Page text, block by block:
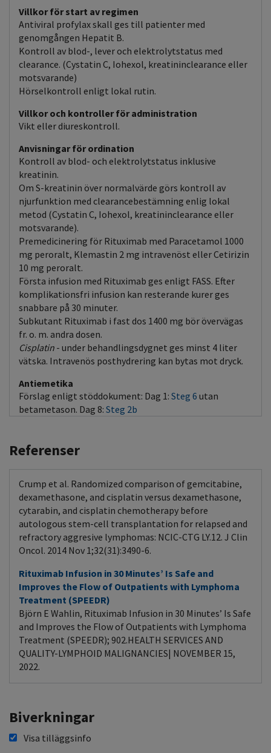
Villkor för start av regimen
Antiviral profylax skall ges till patienter med
genomgången Hepatit B.
Kontroll av blod-, lever och elektrolytstatus med
clearance. (Cystatin C, Iohexol, kreatininclearance eller
motsvarande)
Hörselkontroll enligt lokal rutin.
Villkor och kontroller för administration
Vikt eller diureskontroll.
Anvisningar för ordination
Kontroll av blod- och elektrolytstatus inklusive
kreatinin.
Om S-kreatinin över normalvärde görs kontroll av
njurfunktion med clearancebestämning enlig lokal
metod (Cystatin C, Iohexol, kreatininclearance eller
motsvarande).
Premedicinering för Rituximab med Paracetamol 1000
mg peroralt, Klemastin 2 mg intravenöst eller Cetirizin
10 mg peroralt.
Första infusion med Rituximab ges enligt FASS. Efter
komplikationsfri infusion kan resterande kurer ges
snabbare på 30 minuter.
Subkutant Rituximab i fast dos 1400 mg bör övervägas
fr. o. m. andra dosen.
Cisplatin - under behandlingsdygnet ges minst 4 liter
vätska. Intravenös posthydrering kan bytas mot dryck.
Antiemetika
Förslag enligt stöddokument: Dag 1: Steg 6 utan
betametason. Dag 8: Steg 2b
Referenser
Crump et al. Randomized comparison of gemcitabine,
dexamethasone, and cisplatin versus dexamethasone,
cytarabin, and cisplatin chemotherapy before
autologous stem-cell transplantation for relapsed and
refractory aggresive lymphomas: NCIC-CTG LY.12. J Clin
Oncol. 2014 Nov 1;32(31):3490-6.
Rituximab Infusion in 30 Minutes’ Is Safe and
Improves the Flow of Outpatients with Lymphoma
Treatment (SPEEDR)
Björn E Wahlin, Rituximab Infusion in 30 Minutes’ Is Safe
and Improves the Flow of Outpatients with Lymphoma
Treatment (SPEEDR); 902.HEALTH SERVICES AND
QUALITY-LYMPHOID MALIGNANCIES| NOVEMBER 15,
2022.
Biverkningar
Visa tilläggsinfo